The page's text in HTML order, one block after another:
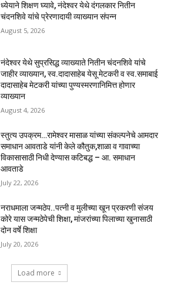
ध्येयाने शिक्षण घ्यावे, नंदेश्वर येथे दंगलकार नितीन
चंदनशिवे यांचे प्रेरणादायी व्याख्यान संपन्न
August 5, 2026
नंदेश्वर येथे सुप्रसिद्ध व्याख्याते नितीन चंदनशिवे यांचे
जाहीर व्याख्यान, स्व.दादासाहेब येसू मेटकरी व स्व.समाबाई
दादासाहेब मेटकरी यांच्या पुण्यस्मरणानिमित्त होणार
व्याख्यान
August 4, 2026
स्तुत्य उपक्रम…रामेश्वर मासाळ यांच्या संकल्पनेचे आमदार
समाधान आवताडे यांनी केले कौतुक,शाळा व गावाच्या
विकासासाठी निधी देण्यास कटिबद्ध – आ. समाधान
आवताडे
July 22, 2026
नराधमाला जन्मठेप..पत्नी व मुलीच्या खून प्रकरणी संजय
कोरे यास जन्मठेपेची शिक्षा, मांजरांच्या पिलाच्या खुनासाठी
दोन वर्षे शिक्षा
July 20, 2026
Load more